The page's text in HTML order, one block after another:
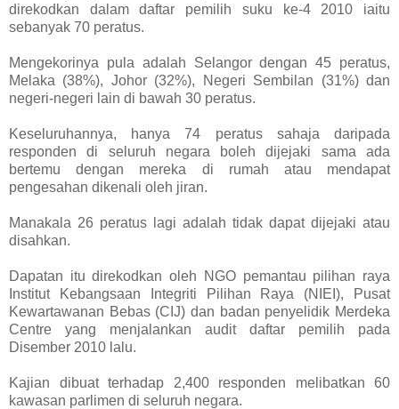
direkodkan dalam daftar pemilih suku ke-4 2010 iaitu
sebanyak 70 peratus.
Mengekorinya pula adalah Selangor dengan 45 peratus,
Melaka (38%), Johor (32%), Negeri Sembilan (31%) dan
negeri-negeri lain di bawah 30 peratus.
Keseluruhannya, hanya 74 peratus sahaja daripada
responden di seluruh negara boleh dijejaki sama ada
bertemu dengan mereka di rumah atau mendapat
pengesahan dikenali oleh jiran.
Manakala 26 peratus lagi adalah tidak dapat dijejaki atau
disahkan.
Dapatan itu direkodkan oleh NGO pemantau pilihan raya
Institut Kebangsaan Integriti Pilihan Raya (NIEI), Pusat
Kewartawanan Bebas (CIJ) dan badan penyelidik Merdeka
Centre yang menjalankan audit daftar pemilih pada
Disember 2010 lalu.
Kajian dibuat terhadap 2,400 responden melibatkan 60
kawasan parlimen di seluruh negara.